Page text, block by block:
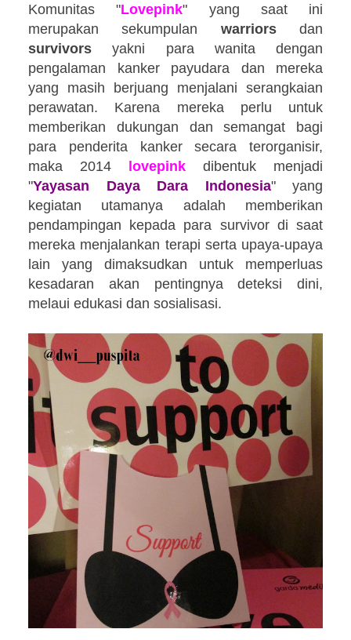
Komunitas "Lovepink" yang saat ini
merupakan sekumpulan warriorsdan
survivors yakni para wanita dengan
pengalaman kanker payudara dan mereka
yang masih berjuang menjalani serangkaian
perawatan. Karena mereka perlu untuk
memberikan dukungan dan semangat bagi
para penderita kanker secara terorganisir,
maka 2014 lovepink dibentuk menjadi
"Yayasan Daya Dara Indonesia" yang
kegiatan utamanya adalah memberikan
pendampingan kepada para survivor di saat
mereka menjalankan terapi serta upaya-upaya
lain yang dimaksudkan untuk memperluas
kesadaran akan pentingnya deteksi dini,
melaui edukasi dan sosialisasi.